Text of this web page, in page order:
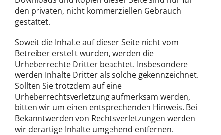
den privaten, nicht kommerziellen Gebrauch
gestattet.
Soweit die Inhalte auf dieser Seite nicht vom
Betreiber erstellt wurden, werden die
Urheberrechte Dritter beachtet. Insbesondere
werden Inhalte Dritter als solche gekennzeichnet.
Sollten Sie trotzdem auf eine
Urheberrechtsverletzung aufmerksam werden,
bitten wir um einen entsprechenden Hinweis. Bei
Bekanntwerden von Rechtsverletzungen werden
wir derartige Inhalte umgehend entfernen.